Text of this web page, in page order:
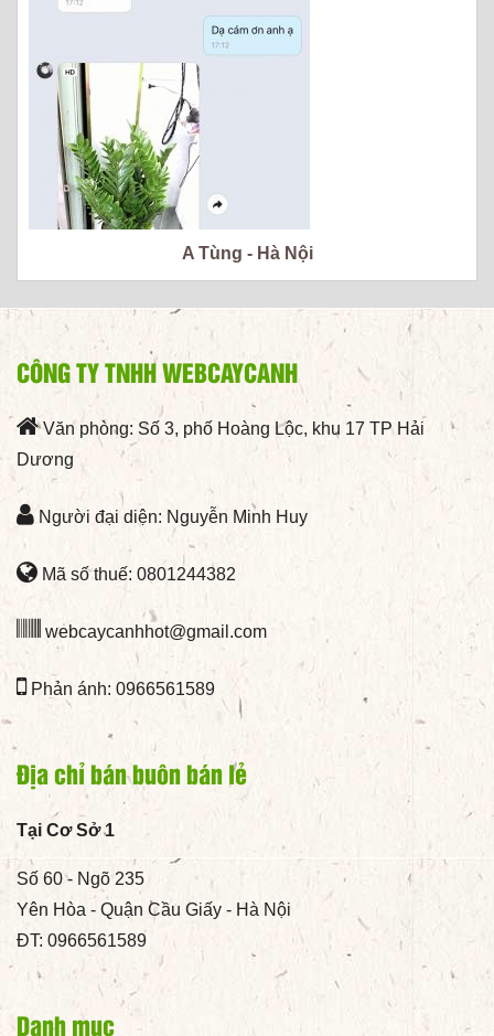
A Tùng - Hà Nội
CÔNG TY TNHH WEBCAYCANH
Văn phòng: Số 3, phố Hoàng Lộc, khu 17 TP Hải
Dương
Người đại diện: Nguyễn Minh Huy
Mã số thuế: 0801244382
webcaycanhhot@gmail.com
Phản ánh: 0966561589
Địa chỉ bán buôn bán lẻ
Tại Cơ Sở 1
Số 60 - Ngõ 235
Yên Hòa - Quận Cầu Giấy - Hà Nội
ĐT: 0966561589
Danh mục